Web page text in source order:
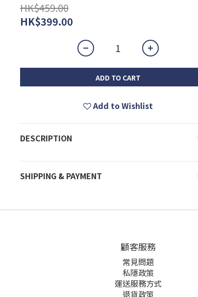
HK$459.00
HK$399.00
ADD TO CART
Add to Wishlist
DESCRIPTION
SHIPPING & PAYMENT
顧客服務
常見問題
私隱政策
運送服務方式
退貨政策